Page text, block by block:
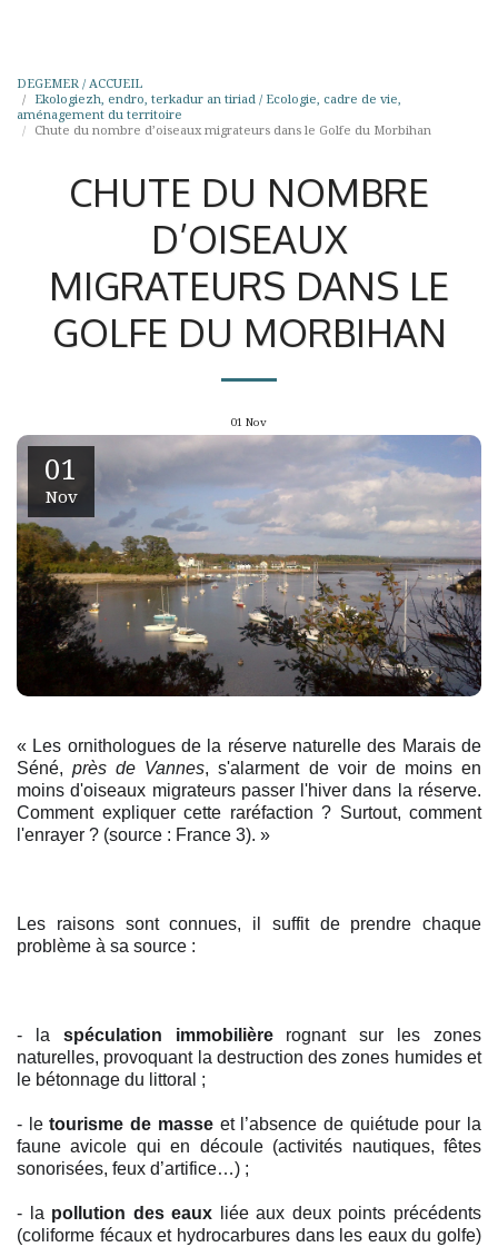
DEGEMER / ACCUEIL
Ekologiezh, endro, terkadur an tiriad / Ecologie, cadre de vie,
aménagement du territoire
Chute du nombre d’oiseaux migrateurs dans le Golfe du Morbihan
CHUTE DU NOMBRE
D’OISEAUX
MIGRATEURS DANS LE
GOLFE DU MORBIHAN
01 Nov
01
Nov
« Les ornithologues de la réserve naturelle des Marais de
Séné,près de Vannes, s'alarment de voir de moins en
moins d'oiseaux migrateurs passer l'hiver dans la réserve.
Comment expliquer cette raréfaction ? Surtout, comment
l'enrayer ? (source : France 3). »
Les raisons sont connues, il suffit de prendre chaque
problème à sa source :
- la spéculation immobilièrerognant sur les zones
naturelles, provoquant la destruction des zones humides et
le bétonnage du littoral ;
- letourisme de masseet l’absence de quiétude pour la
faune avicole qui en découle (activités nautiques, fêtes
sonorisées, feux d’artifice…) ;
- la pollution des eaux liée aux deux points précédents
(coliforme fécaux et hydrocarbures dans les eaux du golfe)